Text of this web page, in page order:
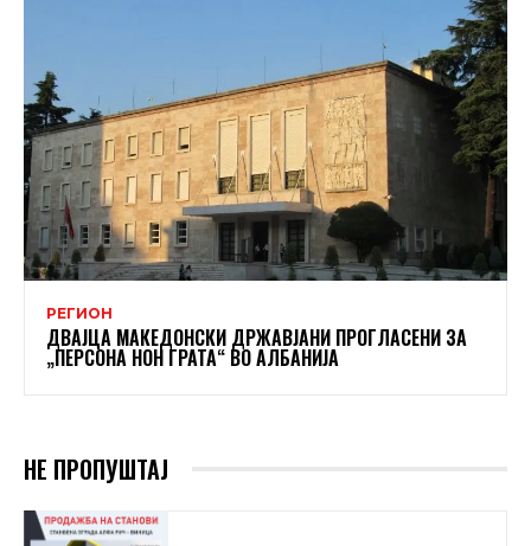
РЕГИОН
ДВАЈЦА МАКЕДОНСКИ ДРЖАВЈАНИ ПРОГЛАСЕНИ ЗА
„ПЕРСОНА НОН ГРАТА“ ВО АЛБАНИЈА
НЕ ПРОПУШТАЈ